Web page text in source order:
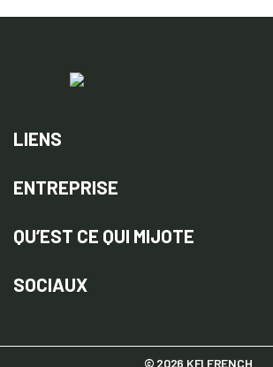
LIENS
ENTREPRISE
QU’EST CE QUI MIJOTE
SOCIAUX
© 2026 KFI FRENCH